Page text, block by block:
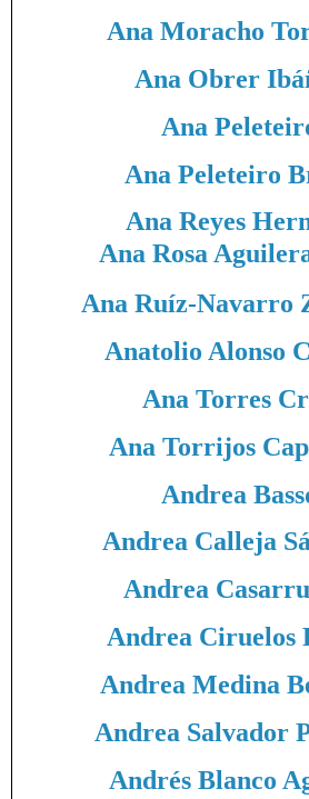
Ana Moracho
Ana Obrer
Ana
Ana Peleteiro
Ana Reyes
Ana Rosa
Ana Ruíz-Navarro
Anatolio Alonso
Ana Torres
Ana Torrijos
Andrea
Andrea Calleja
Andrea
Andrea Ciruelos
Andrea Medina
Andrea Salvador
Andrés Blanco